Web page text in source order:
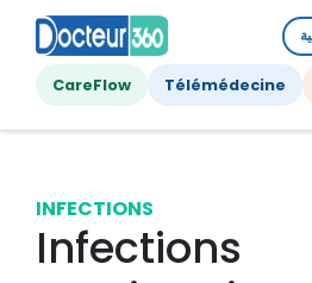
CareFlow Télémédecine
INFECTIONS
Infections